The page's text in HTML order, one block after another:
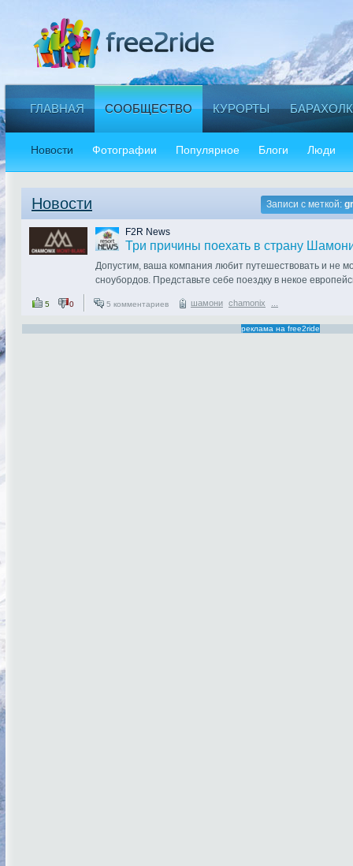
ГЛАВНАЯ СООБЩЕСТВО КУРОРТЫ
Новости Фотографии Популярное Блоги Люди
Новости Записи с меткой:
F2R News
Три причины поехать в страну
Допустим, ваша компания любит путешествовать и не
сноубордов. Представьте себе поездку в некое
высокие и не очень, знаменитые и малоизвестные, но
В этой стране свои законы, своя религия, свои легенды
5 0 5 комментариев шамони chamonix
реклама на free2ride